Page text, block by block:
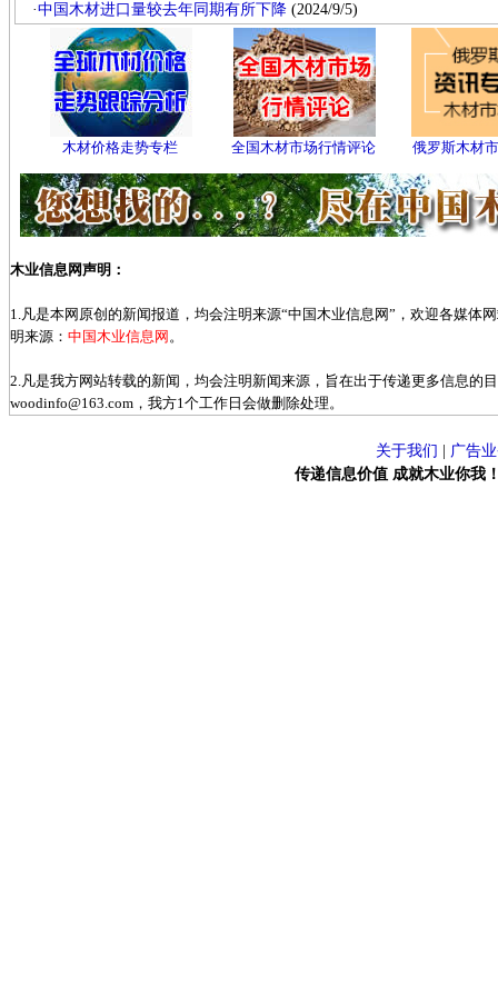
·中国木材进口量较去年同期有所下降 (2024/9/5)
木材价格走势专栏 全国木材市场行情评论 俄罗斯木材
木业信息网声明：
1.凡是本网原创的新闻报道，均会注明来源“中国木业信息网”，欢迎各媒体
明来源： 中国木业信息网 。
2.凡是我方网站转载的新闻，均会注明新闻来源，旨在出于传递更多信息的
woodinfo@163.com，我方1个工作日会做删除处理。
关于我们
广告
传递信息价值 成就木业你我